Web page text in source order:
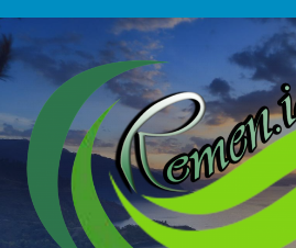
Skip
to
content